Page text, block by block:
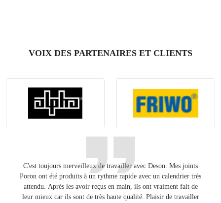
VOIX DES PARTENAIRES ET CLIENTS
C'est toujours merveilleux de travailler avec Deson. Mes joints
Poron ont été produits à un rythme rapide avec un calendrier très
attendu. Après les avoir reçus en main, ils ont vraiment fait de
leur mieux car ils sont de très haute qualité. Plaisir de travailler